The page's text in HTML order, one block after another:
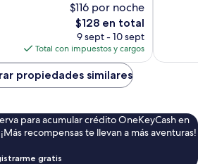
$116 por noche
El
precio
actual
es
de
$128
$128 en total
9 sept - 10 sept
Total con impuestos y cargos
propiedades similares
para acumular crédito OneKeyCash en
recompensas te llevan a más aventuras!
gratis